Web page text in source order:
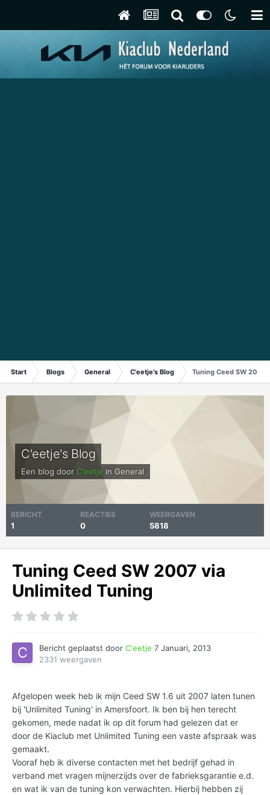
Start Blogs General C'eetje's Blog Tuning Ceed SW 2007
C'eetje's Blog
Een blog door C'eetje in General
BERICHT
1
REACTIES
0
WEERGAVEN
5818
Tuning Ceed SW 2007 via
Unlimited Tuning
Bericht geplaatst door C'eetje 7 Januari, 2013
2331 weergaven
Afgelopen week heb ik mijn Ceed SW 1.6 uit 2007 laten tunen
bij 'Unlimited Tuning' in Amersfoort. Ik ben bij hen terecht
gekomen, mede nadat ik op dit forum had gelezen dat er
door de Kiaclub met Unlimited Tuning een vaste afspraak was
gemaakt.
Vooraf heb ik diverse contacten met het bedrijf gehad in
verband met vragen mijnerzijds over de fabrieksgarantie e.d.
en wat ik van de tuning kon verwachten. Hierbij hebben zij